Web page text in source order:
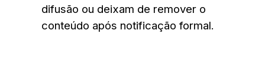
difusão ou deixam de remover o
conteúdo após notificação formal.